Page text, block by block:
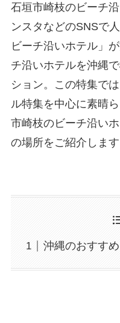
石垣市崎枝のビーチ
ンスタなどのSNSで
ビーチ沿いホテル」
チ沿いホテルを沖縄
ション。この特集で
ル特集を中心に素晴
市崎枝のビーチ沿い
の場所をご紹介します
沖縄のおすす